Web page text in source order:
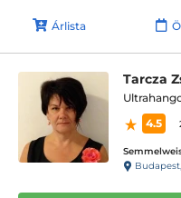
Árlista
Tarcza
4.5